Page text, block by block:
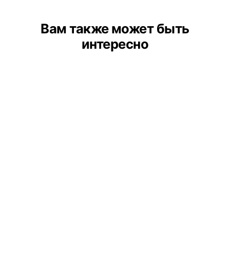
Вам также может быть
интересно